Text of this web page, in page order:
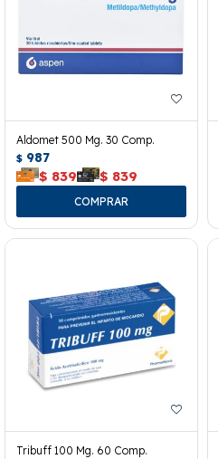
Aldomet 500 Mg. 30 Comp.
$ 987
$ 839 $ 839
Tribuff 100 Mg. 60 Comp.